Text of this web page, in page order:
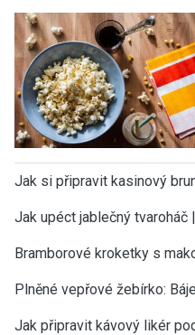
Jak si připravit kasinový
Jak upéct jablečný tvaroháč
Bramborové kroketky s
Plněné vepřové žebírko:
Jak připravit kávový likér